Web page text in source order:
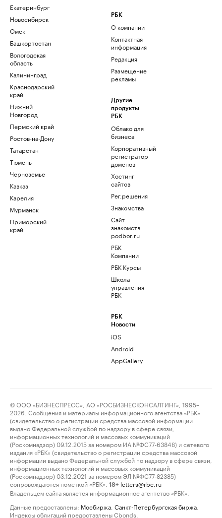
Екатеринбург
Новосибирск
Омск
Башкортостан
Вологодская
область
Калининград
Краснодарский
край
Нижний
Новгород
Пермский край
Ростов-на-Дону
Татарстан
Тюмень
Черноземье
Кавказ
Карелия
Мурманск
Приморский
край
РБК
О компании
Контактная
информация
Редакция
Размещение
рекламы
Другие
продукты
РБК
Облако для
бизнеса
Корпоративный
регистратор
доменов
Хостинг
сайтов
Рег.решения
Знакомства
Сайт
знакомств
podbor.ru
РБК
Компании
РБК Курсы
Школа
управления
РБК
РБК
Новости
iOS
Android
AppGallery
© ООО «БИЗНЕСПРЕСС», АО «РОСБИЗНЕСКОНСАЛТИНГ», 1995–
2026. Сообщения и материалы информационного агентства «РБК»
(свидетельство о регистрации средства массовой информации
выдано Федеральной службой по надзору в сфере связи,
информационных технологий и массовых коммуникаций
(Роскомнадзор) 09.12.2015 за номером ИА №ФС77-63848) и сетевого
издания «РБК» (свидетельство о регистрации средства массовой
информации выдано Федеральной службой по надзору в сфере связи,
информационных технологий и массовых коммуникаций
(Роскомнадзор) 03.12.2021 за номером ЭЛ №ФС77-82385)
сопровождаются пометкой «РБК».
18+ letters@rbc.ru
Владельцем сайта является информационное агентство «РБК».
Данные предоставлены: Мосбиржа Санкт-Петербургская биржа
Индексы облигаций предоставлены Cbonds.